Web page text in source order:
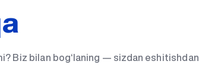
Biz bilan bog‘laning — sizdan eshitishdan